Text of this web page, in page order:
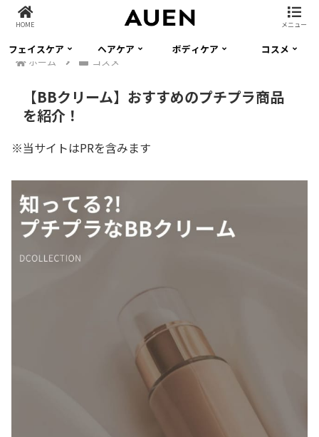
フェイスケア ヘアケア ボディケア
コスメ
ホーム
コスメ
【BBクリーム】おすすめのプチプラ商品
を紹介！
※当サイトはPRを含みます
HOME メニュー